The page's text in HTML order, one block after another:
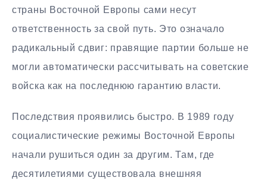
страны Восточной Европы сами несут
ответственность за свой путь. Это означало
радикальный сдвиг: правящие партии больше не
могли автоматически рассчитывать на советские
войска как на последнюю гарантию власти.
Последствия проявились быстро. В 1989 году
социалистические режимы Восточной Европы
начали рушиться один за другим. Там, где
десятилетиями существовала внешняя